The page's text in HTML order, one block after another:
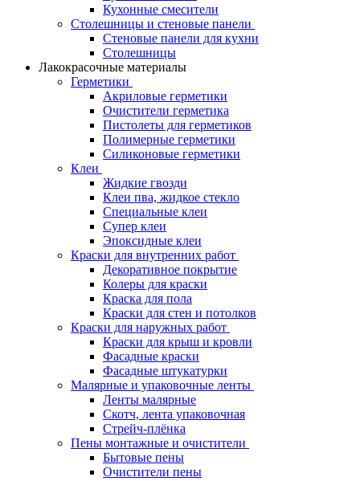
Кухонные смесители
Столешницы и стеновые панели
Стеновые панели для кухни
Столешницы
Лакокрасочные материалы
Герметики
Акриловые герметики
Очистители герметика
Пистолеты для герметиков
Полимерные герметики
Силиконовые герметики
Клеи
Жидкие гвозди
Клеи пва, жидкое стекло
Специальные клеи
Супер клеи
Эпоксидные клеи
Краски для внутренних работ
Декоративное покрытие
Колеры для краски
Краска для пола
Краски для стен и потолков
Краски для наружных работ
Краски для крыш и кровли
Фасадные краски
Фасадные штукатурки
Малярные и упаковочные ленты
Ленты малярные
Скотч, лента упаковочная
Стрейч-плёнка
Пены монтажные и очистители
Бытовые пены
Очистители пены